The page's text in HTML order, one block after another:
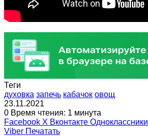
Теги
духовка запечь кабачок овощ
23.11.2021
0 Время чтения: 1 минута
Facebook X Вконтакте Одноклассники
Viber Печатать